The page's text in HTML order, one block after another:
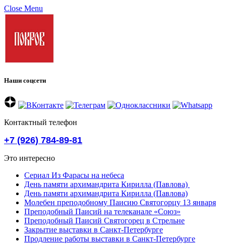
Close Menu
Наши соцсети
Контактный телефон
+7 (926) 784-89-81
Это интересно
Сериал Из Фарасы на небеса
День памяти архимандрита Кирилла (Павлова)
День памяти архимандрита Кирилла (Павлова)
Молебен преподобному Паисию Святогорцу 13 января
Преподобный Паисий на телеканале «Союз»
Преподобный Паисий Святогорец в Стрельне
Закрытие выставки в Санкт-Петербурге
Продление работы выставки в Санкт-Петербурге